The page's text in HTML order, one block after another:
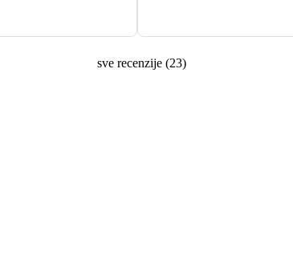
sve recenzije(23)